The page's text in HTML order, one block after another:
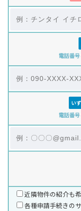
電話番
い
電話番
近隣物件の紹介も
各種申請手続きの